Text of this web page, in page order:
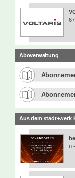
Aboverwaltung
Aus dem stadt+werk